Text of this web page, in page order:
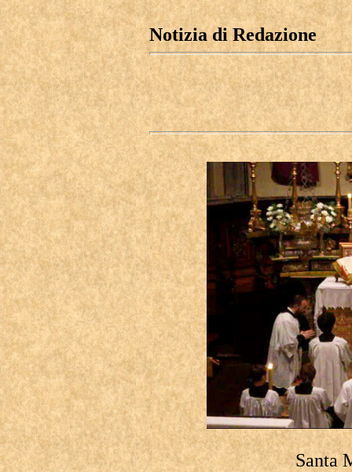
Notizia di Redazione
Santa